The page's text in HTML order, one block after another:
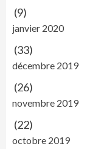
(9)
janvier 2020
(33)
décembre 2019
(26)
novembre 2019
(22)
octobre 2019